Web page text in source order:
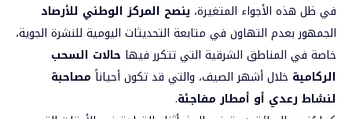
في ظل هذه الأجواء المتغيرة، ينصح المركز الوطني للأرصاد
الجمهور بعدم التهاون في متابعة التحديثات اليومية للنشرة الجوية،
خاصة في المناطق الشرقية التي تتكرر فيها حالات السحب
الركامية خلال أشهر الصيف، والتي قد تكون أحياناً مصاحبة
لنشاط رعدي أو أمطار مفاجئة.